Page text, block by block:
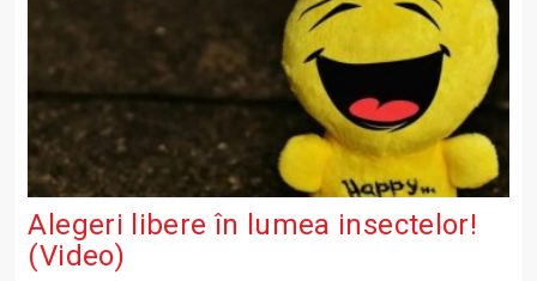
Alegeri libere în lumea insectelor!
(Video)